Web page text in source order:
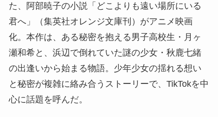
た、阿部暁子の小説「どこよりも遠い場所にいる
君へ」（集英社オレンジ文庫刊）がアニメ映画
化。本作は、ある秘密を抱える男子高校生・月ヶ
瀬和希と、浜辺で倒れていた謎の少女・秋鹿七緒
の出逢いから始まる物語。少年少女の揺れる想い
と秘密が複雑に絡み合うストーリーで、TikTokを中
心に話題を呼んだ。